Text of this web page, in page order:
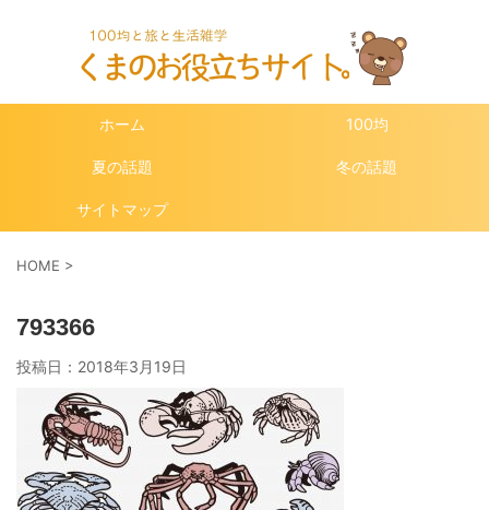
ホーム 100均
夏の話題 冬の話題
サイトマップ
HOME >
793366
投稿日： 2018年3月19日